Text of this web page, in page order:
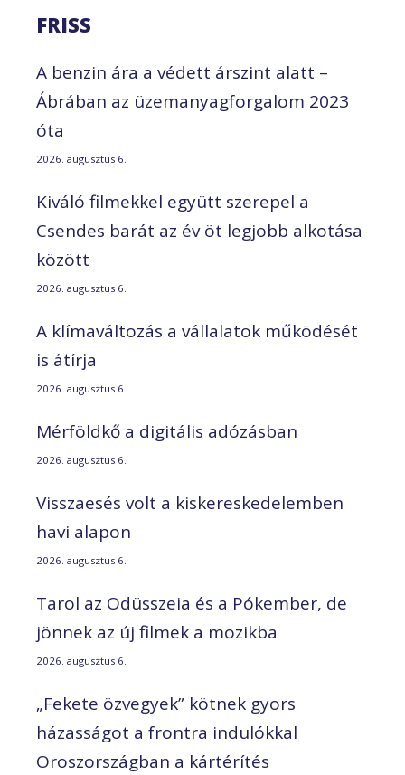
FRISS
A benzin ára a védett árszint alatt –
Ábrában az üzemanyagforgalom 2023
óta
2026. augusztus 6.
Kiváló filmekkel együtt szerepel a
Csendes barát az év öt legjobb alkotása
között
2026. augusztus 6.
A klímaváltozás a vállalatok működését
is átírja
2026. augusztus 6.
Mérföldkő a digitális adózásban
2026. augusztus 6.
Visszaesés volt a kiskereskedelemben
havi alapon
2026. augusztus 6.
Tarol az Odüsszeia és a Pókember, de
jönnek az új filmek a mozikba
2026. augusztus 6.
„Fekete özvegyek” kötnek gyors
házasságot a frontra indulókkal
Oroszországban a kártérítés